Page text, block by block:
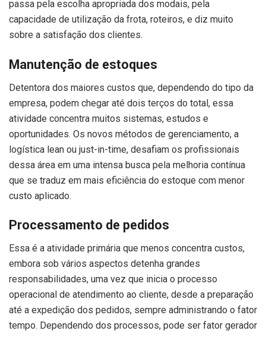
passa pela escolha apropriada dos modais, pela
capacidade de utilização da frota, roteiros, e diz muito
sobre a satisfação dos clientes.
Manutenção de estoques
Detentora dos maiores custos que, dependendo do tipo da
empresa, podem chegar até dois terços do total, essa
atividade concentra muitos sistemas, estudos e
oportunidades. Os novos métodos de gerenciamento, a
logística lean ou just-in-time, desafiam os profissionais
dessa área em uma intensa busca pela melhoria contínua
que se traduz em mais eficiência do estoque com menor
custo aplicado.
Processamento de pedidos
Essa é a atividade primária que menos concentra custos,
embora sob vários aspectos detenha grandes
responsabilidades, uma vez que inicia o processo
operacional de atendimento ao cliente, desde a preparação
até a expedição dos pedidos, sempre administrando o fator
tempo. Dependendo dos processos, pode ser fator gerador